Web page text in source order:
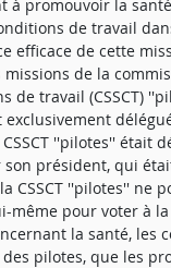
à promouvoir la
de travail
efficace de cette
de la
de travail (CSSCT)
''pilotes'' était
président, qui
CSSCT ''pilotes'' ne
même pour voter à
la santé, les
pilotes, que les